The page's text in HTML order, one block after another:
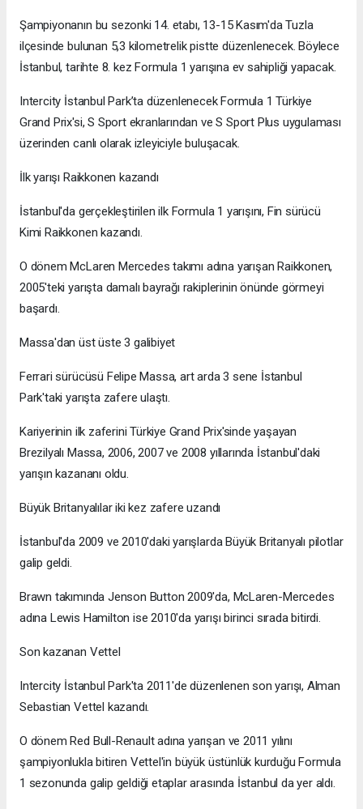
Şampiyonanın bu sezonki 14. etabı, 13-15 Kasım'da Tuzla
ilçesinde bulunan 5,3 kilometrelik pistte düzenlenecek. Böylece
İstanbul, tarihte 8. kez Formula 1 yarışına ev sahipliği yapacak.
Intercity İstanbul Park’ta düzenlenecek Formula 1 Türkiye
Grand Prix'si, S Sport ekranlarından ve S Sport Plus uygulaması
üzerinden canlı olarak izleyiciyle buluşacak.
İlk yarışı Raikkonen kazandı
İstanbul'da gerçekleştirilen ilk Formula 1 yarışını, Fin sürücü
Kimi Raikkonen kazandı.
O dönem McLaren Mercedes takımı adına yarışan Raikkonen,
2005'teki yarışta damalı bayrağı rakiplerinin önünde görmeyi
başardı.
Massa'dan üst üste 3 galibiyet
Ferrari sürücüsü Felipe Massa, art arda 3 sene İstanbul
Park'taki yarışta zafere ulaştı.
Kariyerinin ilk zaferini Türkiye Grand Prix'sinde yaşayan
Brezilyalı Massa, 2006, 2007 ve 2008 yıllarında İstanbul'daki
yarışın kazananı oldu.
Büyük Britanyalılar iki kez zafere uzandı
İstanbul'da 2009 ve 2010'daki yarışlarda Büyük Britanyalı pilotlar
galip geldi.
Brawn takımında Jenson Button 2009'da, McLaren-Mercedes
adına Lewis Hamilton ise 2010'da yarışı birinci sırada bitirdi.
Son kazanan Vettel
Intercity İstanbul Park'ta 2011'de düzenlenen son yarışı, Alman
Sebastian Vettel kazandı.
O dönem Red Bull-Renault adına yarışan ve 2011 yılını
şampiyonlukla bitiren Vettel'in büyük üstünlük kurduğu Formula
1 sezonunda galip geldiği etaplar arasında İstanbul da yer aldı.